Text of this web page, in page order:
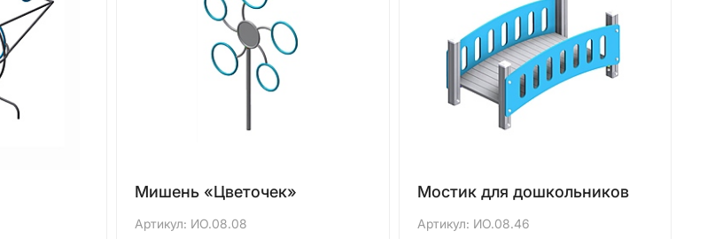
Мишень «Цветочек»
Артикул: ИО.08.08
Мостик для дошкольников
Артикул: ИО.08.46